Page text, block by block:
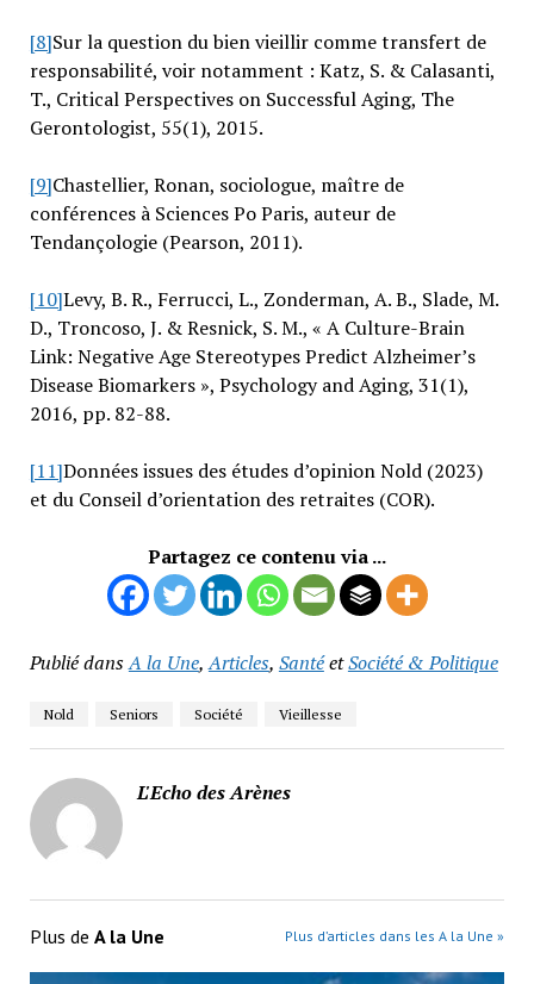
[8]Sur la question du bien vieillir comme transfert de
responsabilité, voir notamment : Katz, S. & Calasanti,
T., Critical Perspectives on Successful Aging, The
Gerontologist, 55(1), 2015.
[9]Chastellier, Ronan, sociologue, maître de
conférences à Sciences Po Paris, auteur de
Tendançologie (Pearson, 2011).
[10]Levy, B. R., Ferrucci, L., Zonderman, A. B., Slade, M.
D., Troncoso, J. & Resnick, S. M., « A Culture-Brain
Link: Negative Age Stereotypes Predict Alzheimer’s
Disease Biomarkers », Psychology and Aging, 31(1),
2016, pp. 82-88.
[11]Données issues des études d’opinion Nold (2023)
et du Conseil d’orientation des retraites (COR).
Partagez ce contenu via ...
Publié dansA la Une,Articles, SantéetSociété & Politique
Nold Seniors Société Vieillesse
L'Echo des Arènes
Plus de A la Une Plus d’articles dans les A la Une »